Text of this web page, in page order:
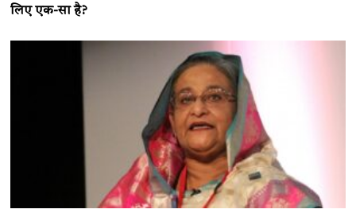
लिए एक-सा है?